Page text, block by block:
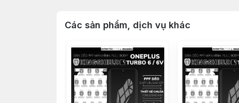
Các sản phẩm, dịch vụ khác